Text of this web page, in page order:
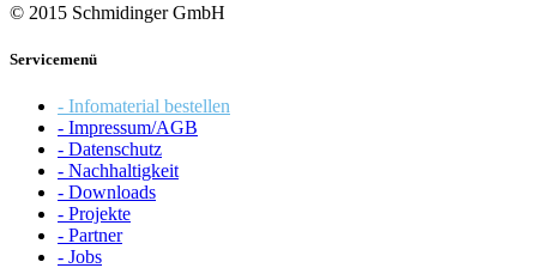
© 2015 Schmidinger GmbH
Servicemenü
- Infomaterial bestellen
- Impressum/AGB
- Datenschutz
- Nachhaltigkeit
- Downloads
- Projekte
- Partner
- Jobs